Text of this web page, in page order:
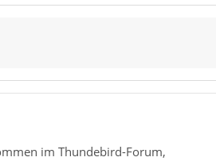
im Thundebird-Forum,